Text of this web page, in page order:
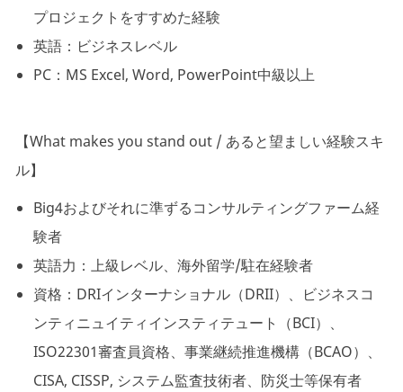
プロジェクトをすすめた経験
英語：ビジネスレベル
PC：MS Excel, Word, PowerPoint中級以上
【What makes you stand out / あると望ましい経験スキ
ル】
Big4およびそれに準ずるコンサルティングファーム経
験者
英語力：上級レベル、海外留学/駐在経験者
資格：DRIインターナショナル（DRII）、ビジネスコ
ンティニュイティインスティテュート（BCI）、
ISO22301審査員資格、事業継続推進機構（BCAO）、
CISA, CISSP, システム監査技術者、防災士等保有者